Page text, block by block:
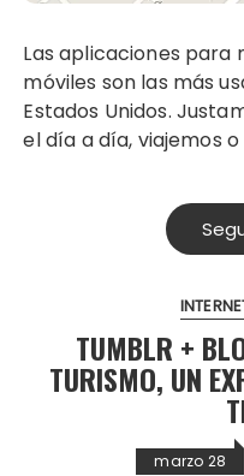
Las aplicaciones para mapas en dispositivos
móviles son las más
Estados Unidos.
el día a día, viajemos o
TUMBLR +
TURISMO, UN
marzo 28